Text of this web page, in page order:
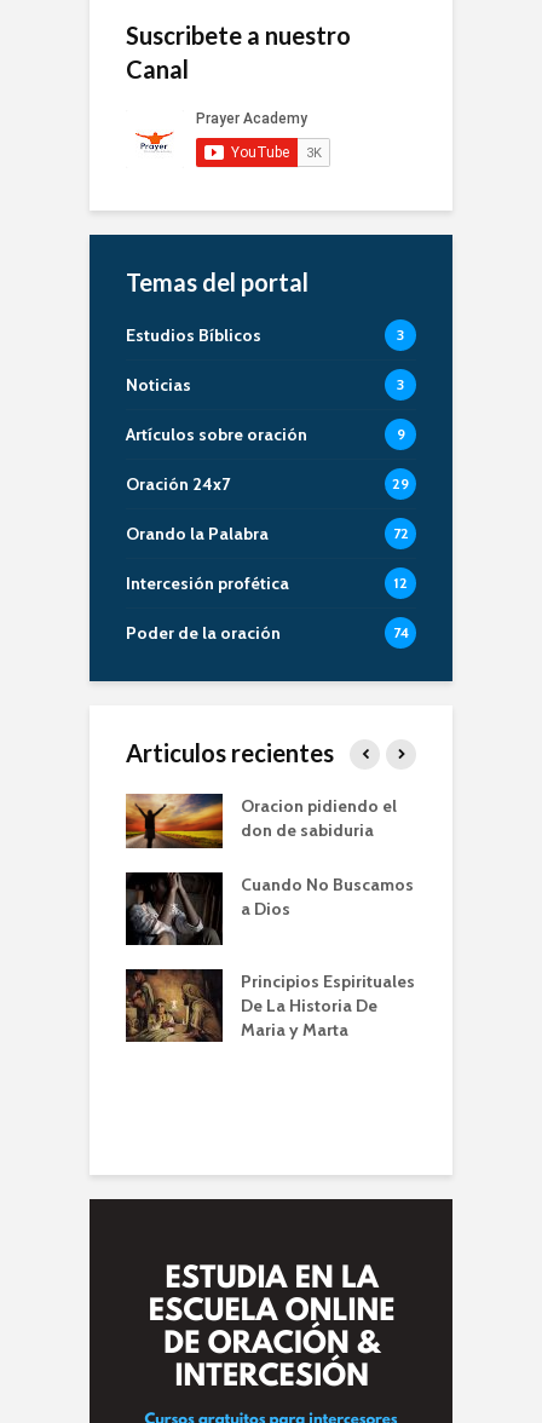
Suscribete a nuestro
Canal
Temas del portal
Estudios Bíblicos 3
Noticias 3
Artículos sobre oración 9
Oración 24x7 29
Orando la Palabra 72
Intercesión profética 12
Poder de la oración 74
Articulos recientes
Oracion pidiendo el
don de sabiduria
Cuando No Buscamos
a Dios
Principios Espirituales
De La Historia De
Maria y Marta